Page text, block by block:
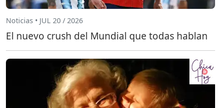
Noticias • JUL 20 / 2026
El nuevo crush del Mundial que todas hablan